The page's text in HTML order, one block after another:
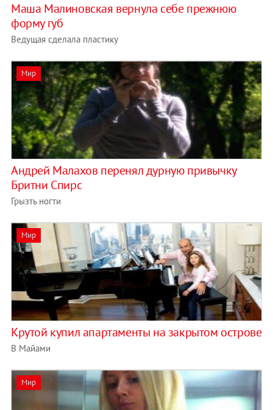
Маша Малиновская вернула себе прежнюю
форму губ
Ведущая сделала пластику
Мир
Андрей Малахов перенял дурную привычку
Бритни Спирс
Грызть ногти
Мир
Крутой купил апартаменты на закрытом острове
В Майами
Мир